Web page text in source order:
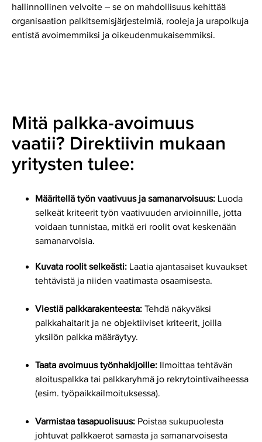
hallinnollinen velvoite – se on mahdollisuus kehittää
organisaation palkitsemisjärjestelmiä, rooleja ja urapolkuja
entistä avoimemmiksi ja oikeudenmukaisemmiksi.
Mitä palkka-avoimuus
vaatii? Direktiivin mukaan
yritysten tulee:
Määritellä työn vaativuus ja samanarvoisuus: Luoda
selkeät kriteerit työn vaativuuden arvioinnille, jotta
voidaan tunnistaa, mitkä eri roolit ovat keskenään
samanarvoisia.
Kuvata roolit selkeästi: Laatia ajantasaiset kuvaukset
tehtävistä ja niiden vaatimasta osaamisesta.
Viestiä palkkarakenteesta: Tehdä näkyväksi
palkkahaitarit ja ne objektiiviset kriteerit, joilla
yksilön palkka määräytyy.
Taata avoimuus työnhakijoille: Ilmoittaa tehtävän
aloituspalkka tai palkkaryhmä jo rekrytointivaiheessa
(esim. työpaikkailmoituksessa).
Varmistaa tasapuolisuus: Poistaa sukupuolesta
johtuvat palkkaerot samasta ja samanarvoisesta